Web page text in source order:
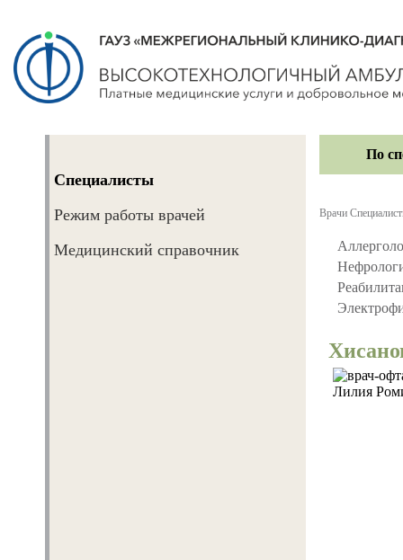
Врачи
Специалисты
Режим работы врачей
Медицинский справочник
Диагностика
Лечение
По
Врачи